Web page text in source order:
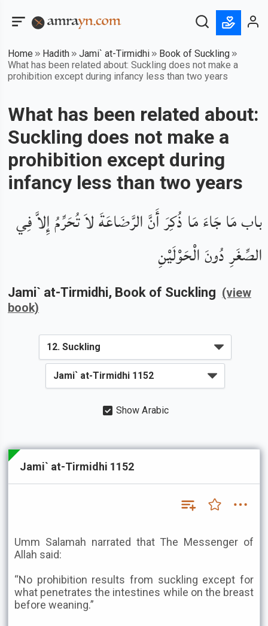
Home Hadith Jami` at-Tirmidhi
Book of Suckling
What has been related about: Suckling does not make a
prohibition except during infancy less than two years
What has been related about:
Suckling does not make a
prohibition except during
infancy less than two years
باب مَا جَاءَ مَا ذُكِرَ أَنَّ الرَّضَاعَةَ لاَ تُحَرِّمُ إِلاَّ فِي
الصِّغَرِ دُونَ الْحَوْلَيْنِ
Jami` at-Tirmidhi, Book of Suckling (view
book)
Show Arabic
Jami` at-Tirmidhi 1152
Umm Salamah narrated that The Messenger of
Allah said:
“No prohibition results from suckling except for
what penetrates the intestines while on the breast
before weaning.”